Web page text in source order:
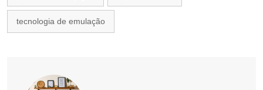
tecnologia de emulação